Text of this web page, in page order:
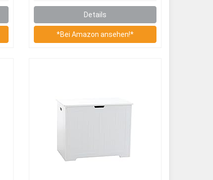
Interessantes Design | Ohne
Montage, Natürlich, 73 x 35 x
35,5 x cm
Details
*Bei Amazon ansehen!*